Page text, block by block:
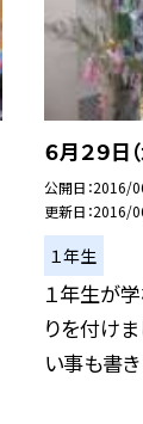
６月２９日
公開日 2016/
更新日 2016/
１年生
１年生が
りを付けま
い事も書